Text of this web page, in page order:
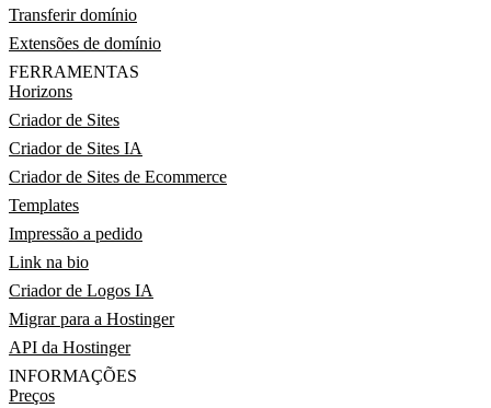
Transferir domínio
Extensões de domínio
FERRAMENTAS
Horizons
Criador de Sites
Criador de Sites IA
Criador de Sites de Ecommerce
Templates
Impressão a pedido
Link na bio
Criador de Logos IA
Migrar para a Hostinger
API da Hostinger
INFORMAÇÕES
Preços